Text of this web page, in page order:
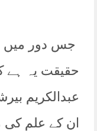
جس دور میں
حقیقت یہ ہے
عبدالکریم
ان کے علم کی